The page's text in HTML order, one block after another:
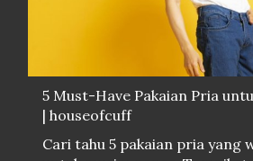
5 Must-Have Pakaian Pria
| houseofcuff
Cari tahu 5 pakaian pria yang